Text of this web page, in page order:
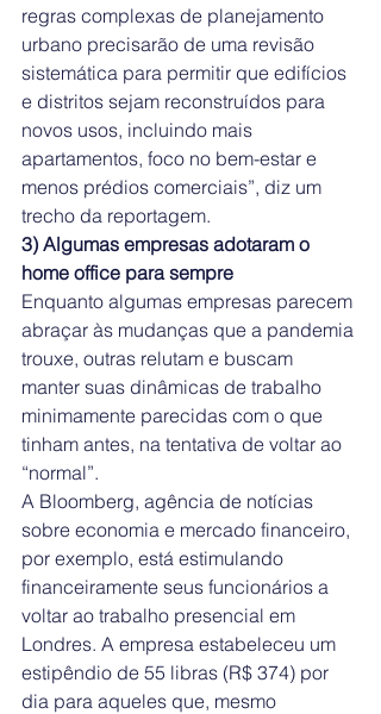
regras complexas de planejamento
urbano precisarão de uma revisão
sistemática para permitir que edifícios
e distritos sejam reconstruídos para
novos usos, incluindo mais
apartamentos, foco no bem-estar e
menos prédios comerciais”, diz um
trecho da reportagem.
3) Algumas empresas adotaram o
home office para sempre
Enquanto algumas empresas parecem
abraçar às mudanças que a pandemia
trouxe, outras relutam e buscam
manter suas dinâmicas de trabalho
minimamente parecidas com o que
tinham antes, na tentativa de voltar ao
“normal”.
A Bloomberg, agência de notícias
sobre economia e mercado financeiro,
por exemplo, está estimulando
financeiramente seus funcionários a
voltar ao trabalho presencial em
Londres. A empresa estabeleceu um
estipêndio de 55 libras (R$ 374) por
dia para aqueles que, mesmo